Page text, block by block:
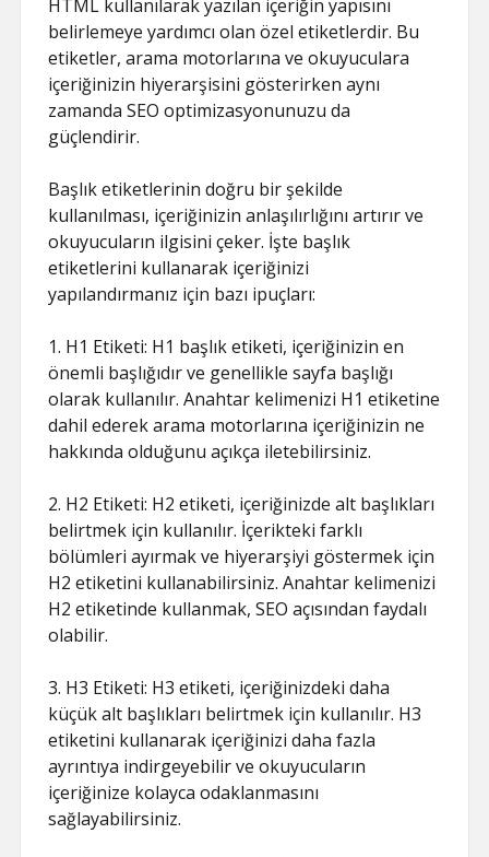
HTML kullanılarak yazılan içeriğin yapısını
belirlemeye yardımcı olan özel etiketlerdir. Bu
etiketler, arama motorlarına ve okuyuculara
içeriğinizin hiyerarşisini gösterirken aynı
zamanda SEO optimizasyonunuzu da
güçlendirir.
Başlık etiketlerinin doğru bir şekilde
kullanılması, içeriğinizin anlaşılırlığını artırır ve
okuyucuların ilgisini çeker. İşte başlık
etiketlerini kullanarak içeriğinizi
yapılandırmanız için bazı ipuçları:
1. H1 Etiketi: H1 başlık etiketi, içeriğinizin en
önemli başlığıdır ve genellikle sayfa başlığı
olarak kullanılır. Anahtar kelimenizi H1 etiketine
dahil ederek arama motorlarına içeriğinizin ne
hakkında olduğunu açıkça iletebilirsiniz.
2. H2 Etiketi: H2 etiketi, içeriğinizde alt başlıkları
belirtmek için kullanılır. İçerikteki farklı
bölümleri ayırmak ve hiyerarşiyi göstermek için
H2 etiketini kullanabilirsiniz. Anahtar kelimenizi
H2 etiketinde kullanmak, SEO açısından faydalı
olabilir.
3. H3 Etiketi: H3 etiketi, içeriğinizdeki daha
küçük alt başlıkları belirtmek için kullanılır. H3
etiketini kullanarak içeriğinizi daha fazla
ayrıntıya indirgeyebilir ve okuyucuların
içeriğinize kolayca odaklanmasını
sağlayabilirsiniz.